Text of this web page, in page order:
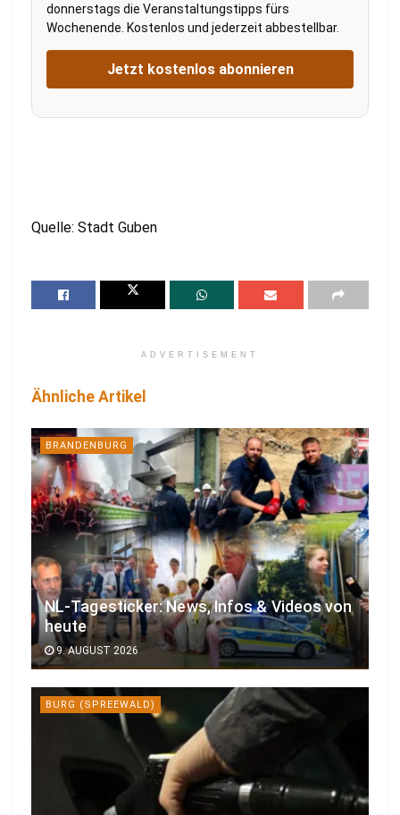
donnerstags die Veranstaltungstipps fürs
Wochenende. Kostenlos und jederzeit abbestellbar.
Jetzt kostenlos abonnieren
Quelle: Stadt Guben
ADVERTISEMENT
Ähnliche Artikel
BRANDENBURG
NL-Tagesticker: News, Infos & Videos von
heute
9. AUGUST 2026
BURG (SPREEWALD)